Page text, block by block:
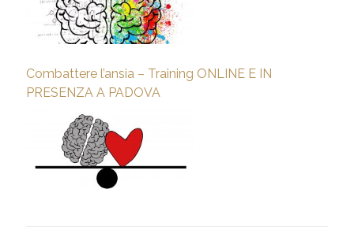
Combattere l’ansia – Training ONLINE E IN
PRESENZA A PADOVA